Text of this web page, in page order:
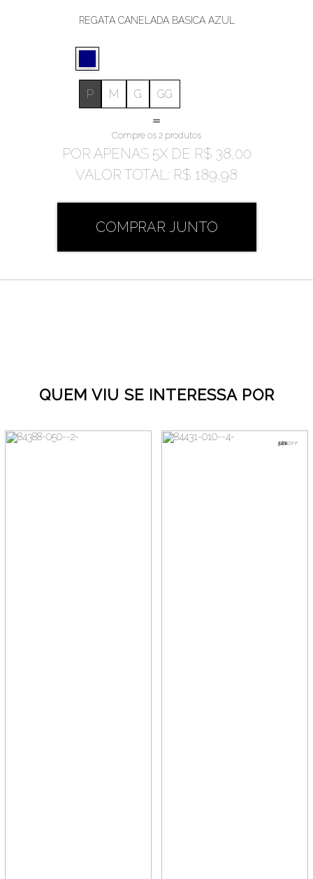
REGATA CANELADA BÁSICA AZUL
P M G GG
=
Compre os 2 produtos
POR APENAS 5X DE R$ 38,00
VALOR TOTAL: R$ 189,98
COMPRAR JUNTO
QUEM VIU SE INTERESSA POR
58%OFF